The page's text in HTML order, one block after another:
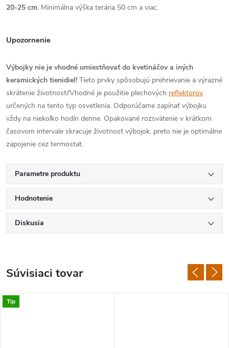
20-25 cm. Minimálna výška terária 50 cm a viac.
Upozornenie
Výbojky nie je vhodné umiestňovať do kvetináčov a iných
keramických tienidiel! Tieto prvky spôsobujú prehrievanie a výrazné
skrátenie životnosti!Vhodné je použitie plechových reflektorov
určených na tento typ osvetlenia. Odporúčame zapínať výbojku
vždy na niekoľko hodín denne. Opakované rozsvätenie v krátkom
časovom intervale skracuje životnosť výbojok, preto nie je optimálne
zapojenie cez termostat.
Parametre produktu
Hodnotenie
Diskusia
Súvisiaci tovar
Tip